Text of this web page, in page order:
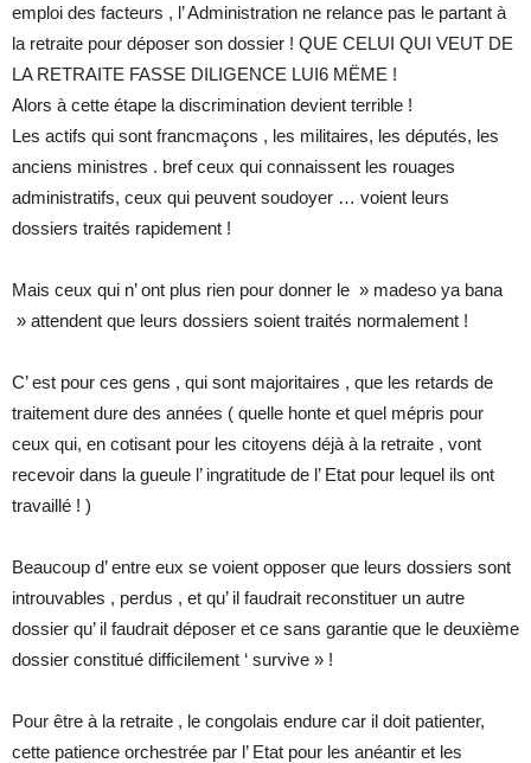
emploi des facteurs , l’ Administration ne relance pas le partant à
la retraite pour déposer son dossier ! QUE CELUI QUI VEUT DE
LA RETRAITE FASSE DILIGENCE LUI6 MËME !
Alors à cette étape la discrimination devient terrible !
Les actifs qui sont francmaçons , les militaires, les députés, les
anciens ministres . bref ceux qui connaissent les rouages
administratifs, ceux qui peuvent soudoyer … voient leurs
dossiers traités rapidement !
Mais ceux qui n’ ont plus rien pour donner le » madeso ya bana
» attendent que leurs dossiers soient traités normalement !
C’ est pour ces gens , qui sont majoritaires , que les retards de
traitement dure des années ( quelle honte et quel mépris pour
ceux qui, en cotisant pour les citoyens déjà à la retraite , vont
recevoir dans la gueule l’ ingratitude de l’ Etat pour lequel ils ont
travaillé ! )
Beaucoup d’ entre eux se voient opposer que leurs dossiers sont
introuvables , perdus , et qu’ il faudrait reconstituer un autre
dossier qu’ il faudrait déposer et ce sans garantie que le deuxième
dossier constitué difficilement ‘ survive » !
Pour être à la retraite , le congolais endure car il doit patienter,
cette patience orchestrée par l’ Etat pour les anéantir et les